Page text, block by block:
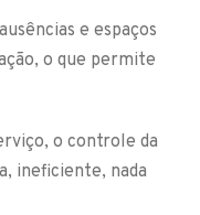
e espaços
o que permite
o controle da
ineficiente, nada